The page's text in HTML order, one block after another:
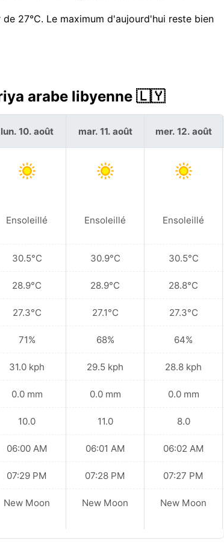
27°C. Le maximum d'aujourd'hui reste bien
arabe libyenne 🇱🇾
lun. 10. août
Ensoleillé
30.5°C
28.9°C
27.3°C
71%
31.0 kph
0.0 mm
10.0
06:00 AM
07:29 PM
New Moon
mar. 11. août
Ensoleillé
30.9°C
28.9°C
27.1°C
68%
29.5 kph
0.0 mm
11.0
06:01 AM
07:28 PM
New Moon
mer. 12. août
Ensoleillé
30.5°C
28.8°C
27.3°C
64%
28.8 kph
0.0 mm
8.0
06:02 AM
07:27 PM
New Moon